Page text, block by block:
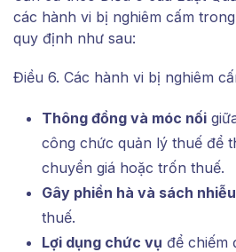
các hành vi bị nghiêm cấm
quy định như sau:
Điều 6. Các hành vi bị nghiêm
Thông đồng và móc nối
công chức quản lý thuế để
chuyển giá hoặc trốn thuế.
Gây phiền hà và sách nhiễu
thuế.
Lợi dụng chức vụ để chiếm